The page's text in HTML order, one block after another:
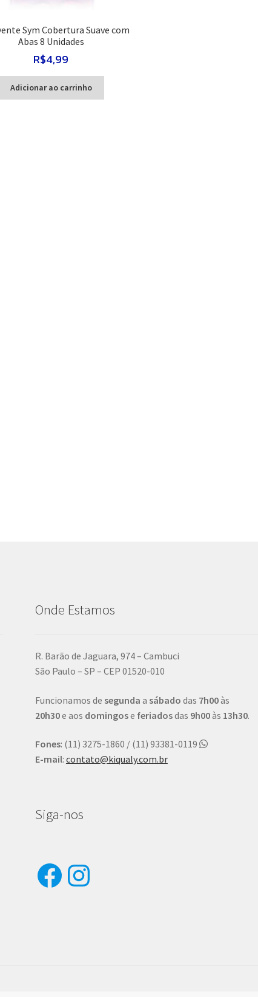
Sym Cobertura Suave com
Abas 8 Unidades
R$4,99
Adicionar ao carrinho
Onde Estamos
R. Barão de Jaguara, 974 – Cambuci
São Paulo – SP – CEP 01520-010
Funcionamos de segunda a sábado das 7h00às
20h30e aos domingose feriadosdas 9h00às 13h30.
Fones: (11) 3275-1860 / (11) 93381-0119
E-mail: contato@kiqualy.com.br
Siga-nos
Facebook
Instagram